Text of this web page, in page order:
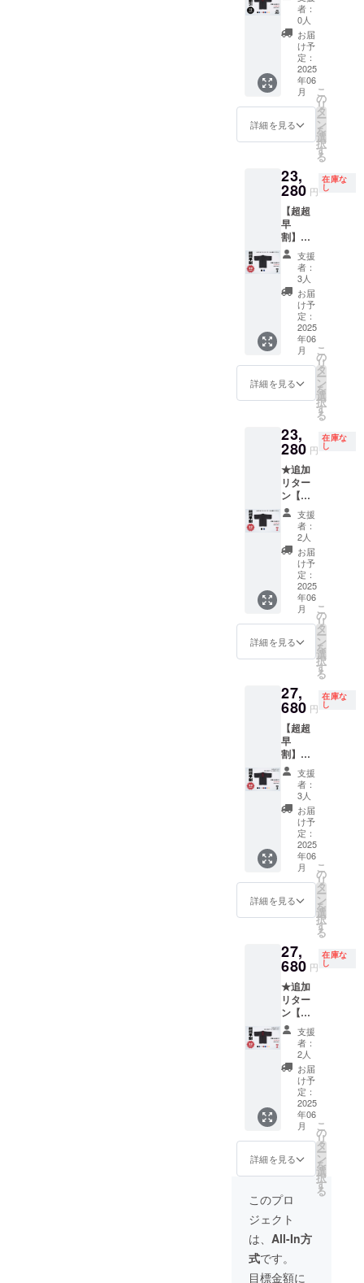
＝＝
・カ
ラー: ブ
ラック×
裏レッ
ド ブ
ラック×
裏ブ
ルー ブ
ラック×
裏ピン
ラック×
ロー ブ
ルーブ
ラック×
裏レッ
ド ブ
ルーブ
ラック×
裏ピン
ク ブ
ルーブ
ラック×
裏イエ
ロー ＝
＝＝＝
＝＝＝
＝＝＝
＝＝＝
況で予
定が変
更にな
る場合
がござ
いま
す。予
めご了
承くだ
さい。
をお選
び下さ
い==＝
＝ ・サ
イズ：
K-XS /
K-S / K-
M / K-L
・カ
ラー:ブ
ラック /
ブルー
ブラッ
ク ※こ
のリ
ターン
は表
同色と
なりま
す ＝＝
＝＝＝
＝＝＝
＝＝＝
＝＝＝
＝＝＝
＝＝
フ！
Samura
i Mode
Jacket
Custom
Model -
税込、
送料込
・定価
52,800
円→
円 + 送
料1,280
円 ・6
月発送
予定 ※
工場の
繁忙状
況で予
定が変
更にな
る場合
がござ
いま
す。予
めご了
承くだ
さい。
をお選
び下さ
い==＝
＝ ・サ
イズ：
K-XS /
K-S / K-
M / K-L
・カ
ラー: ブ
ラック×
裏レッ
ド ブ
ラック×
裏ブ
ルー ブ
ラック×
裏イエ
ロー ブ
ルーブ
ラック×
裏レッ
ド ブ
ルーブ
ラック×
裏ピン
ク ブ
ルーブ
ラック×
裏イエ
ロー ＝
＝＝＝
＝＝＝
＝＝＝
者：
0人
お届
け予
定：
2025
年06
月
詳細を見る
こ
の
リ
タ
ー
ン
を
選
択
す
る
23,
280 円
在庫な
し
【超超
早
割】！
50％オ
フ！
Samura
i Mode
Jacket
Standar
d Model
- 税込、
送料込
・定価
44,000
円→
円 + 送
料1,280
円 ・6
月発送
予定 ※
工場の
繁忙状
況で予
定が変
更にな
る場合
がござ
いま
す。予
めご了
承くだ
さい。
をお選
び下さ
い==＝
＝ ・サ
イズ：
K-XS /
K-S / K-
M / K-L
・カ
ラー:ブ
ラック /
ブルー
ブラッ
ク ※こ
のリ
ターン
は表
同色と
なりま
す ＝＝
＝＝＝
＝＝＝
＝＝＝
＝＝＝
＝＝＝
＝＝
支援
者：
3人
お届
け予
定：
2025
年06
月
詳細を見る
こ
の
リ
タ
ー
ン
を
選
択
す
る
23,
280 円
在庫な
し
★追加
リター
ン【超
超早
割】！
50％オ
フ！
Samura
i Mode
Jacket
Standar
d Model
- 税込、
送料込
・定価
円→
22,000
円 + 送
料1,280
円 ・6
月発送
予定 ※
工場の
繁忙状
況で予
定が変
更にな
る場合
がござ
いま
す。予
めご了
オプ
ション
をお選
び下さ
い==＝
＝ ・サ
イズ：
K-XS /
K-S / K-
M / K-L
・カ
ラー:ブ
ラック /
ブルー
ブラッ
ク ※こ
のリ
地・裏
ラーは
同色と
なりま
す ＝＝
＝＝＝
支援
者：
2人
お届
け予
定：
2025
年06
月
詳細を見る
こ
の
リ
タ
ー
ン
を
選
択
す
る
27,
680 円
在庫な
し
【超超
早
割】！
50％オ
フ！
Samura
i Mode
Jacket
Custom
Model -
税込、
送料込
・定価
52,800
円→
円 + 送
料1,280
円 ・6
月発送
予定 ※
工場の
繁忙状
況で予
定が変
更にな
る場合
がござ
いま
す。予
めご了
承くだ
さい。
ション
をお選
び下さ
い==＝
＝ ・サ
イズ：
K-XS /
支援
者：
3人
お届
け予
定：
2025
年06
月
詳細を見る
こ
の
リ
タ
ー
ン
を
選
択
す
る
27,
680 円
在庫な
し
★追加
リター
ン【超
超早
割】！
50％オ
フ！
Samura
i Mode
Jacket
Custom
Model -
税込、
送料込
・定価
52,800
円→
26,400
円 + 送
料1,280
円 ・6
月発送
支援
者：
2人
お届
け予
定：
2025
年06
月
詳細を見る
こ
の
リ
タ
ー
ン
を
選
択
す
る
このプロ
ジェクト
は、 All-In方
式です。
目標金額に